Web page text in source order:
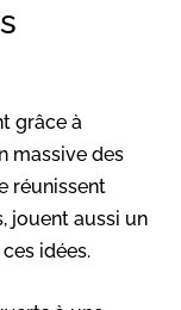
grâce à
massive des
réunissent
jouent aussi un
idées.